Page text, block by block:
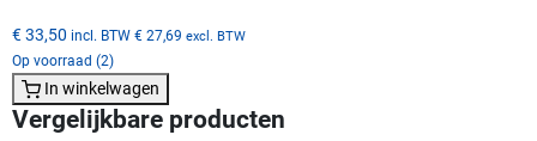
€ 33,50 incl. BTW € 27,69 excl. BTW
Op voorraad (2)
In winkelwagen
Vergelijkbare producten